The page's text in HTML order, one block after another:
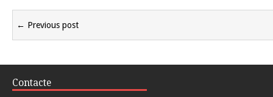
← Previous post
Contacte